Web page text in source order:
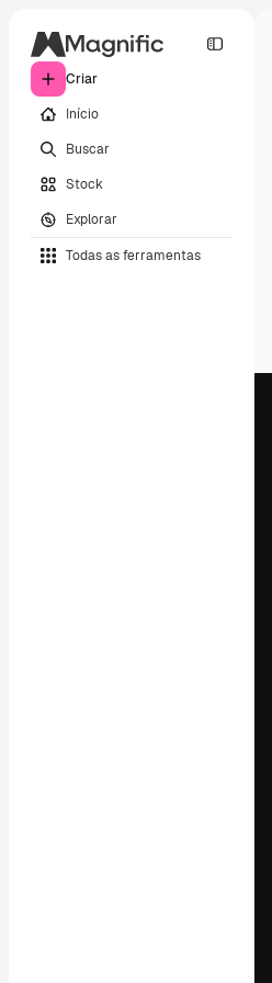
Criar
Início
Buscar
Stock
Explorar
Todas as ferramentas